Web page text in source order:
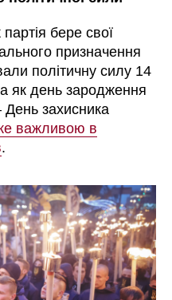
бере свої
призначення
політичну силу 14
як день зародження
захисника
важливою в
.